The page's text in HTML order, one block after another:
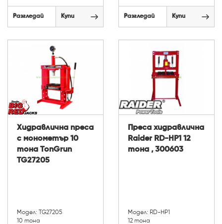
Разгледай Купи Разгледай Купи
Хидравлична преса
с монометър 10
тона TonGrun
TG27205
Модел: TG27205
10 тона
Преса хидравлична
Raider RD-HP1 12
тонa , 300603
Модел: RD-HP1
12 тонa